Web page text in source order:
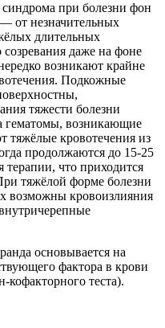
синдрома при болезни фон
от незначительных
длительных
даже на фоне
возникают крайне
Подкожные
тяжести болезни
гематомы, возникающие
тяжёлые кровотечения из
продолжаются до 15-25
терапии, что приходится
тяжёлой форме болезни
возможны кровоизлияния
основывается на
фактора в крови
теста).